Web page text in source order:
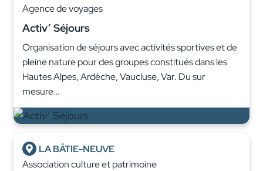
Agence de voyages
Activ’ Séjours
Organisation de séjours avec activités sportives et de
pleine nature pour des groupes constitués dans les
Hautes Alpes, Ardèche, Vaucluse, Var. Du sur
mesure…
LA BÂTIE-NEUVE
Association culture et patrimoine